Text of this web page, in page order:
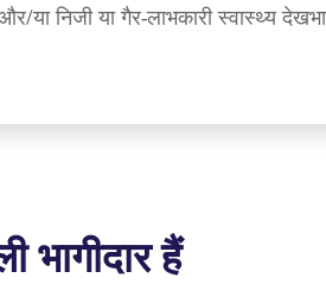
या निजी या गैर-लाभकारी स्वास्थ्य
भागीदार हैं